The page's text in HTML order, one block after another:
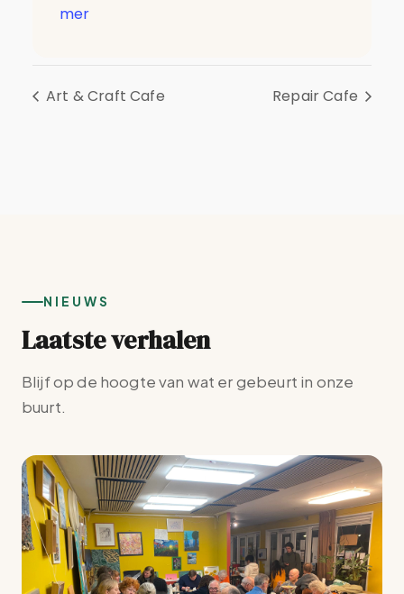
mer
Art & Craft Cafe Repair Cafe
NIEUWS
Laatste verhalen
Blijf op de hoogte van wat er gebeurt in onze
buurt.